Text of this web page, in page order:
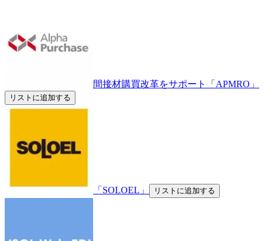
間接材購買改革をサポート「APMRO」
リストに追加する
「SOLOEL」 リストに追加する